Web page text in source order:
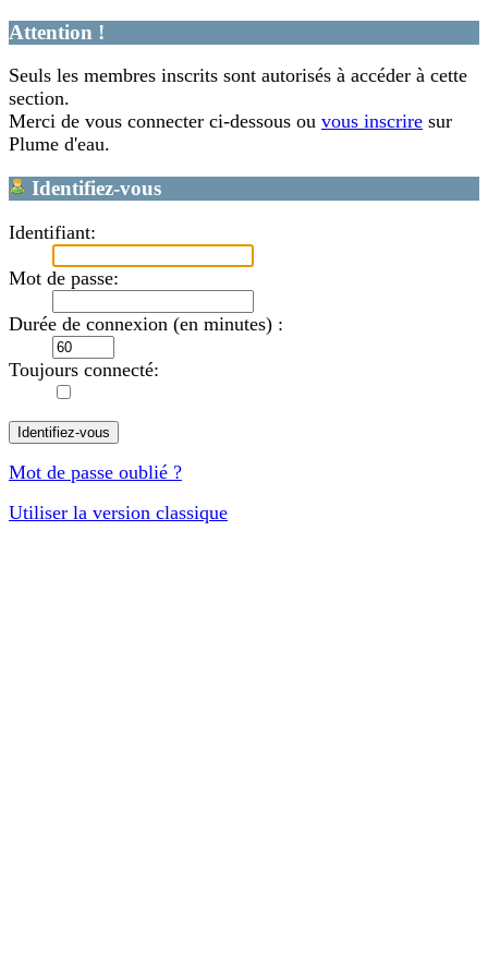
Attention !
Seuls les membres inscrits sont autorisés à accéder à cette
section.
Merci de vous connecter ci-dessous ou vous inscrire sur
Plume d'eau.
Identifiez-vous
Identifiant:
Mot de passe:
Durée de connexion (en minutes) :
Toujours connecté:
Mot de passe oublié ?
Utiliser la version classique